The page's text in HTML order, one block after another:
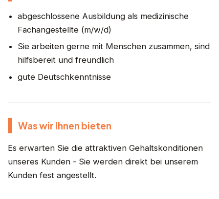
abgeschlossene Ausbildung als medizinische
Fachangestellte (m/w/d)
Sie arbeiten gerne mit Menschen zusammen, sind
hilfsbereit und freundlich
gute Deutschkenntnisse
Was wir Ihnen bieten
Es erwarten Sie die attraktiven Gehaltskonditionen
unseres Kunden - Sie werden direkt bei unserem
Kunden fest angestellt.